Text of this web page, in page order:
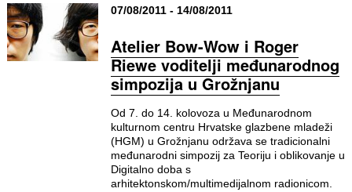
07/08/2011 - 14/08/2011
Atelier Bow-Wow i Roger
Riewe voditelji međunarodnog
simpozija u Grožnjanu
Od 7. do 14. kolovoza u Međunarodnom
kulturnom centru Hrvatske glazbene mladeži
(HGM) u Grožnjanu održava se tradicionalni
međunarodni simpozij za Teoriju i oblikovanje u
Digitalno doba s
arhitektonskom/multimedijalnom radionicom.